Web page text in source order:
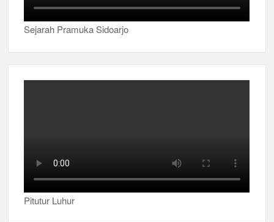
Sejarah Pramuka Sidoarjo
Pitutur Luhur